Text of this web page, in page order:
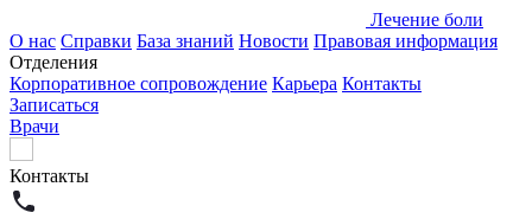
Лечение боли
О нас Справки База знаний Новости Правовая информация
Отделения
Корпоративное сопровождение Карьера Контакты
Записаться
Врачи
Контакты